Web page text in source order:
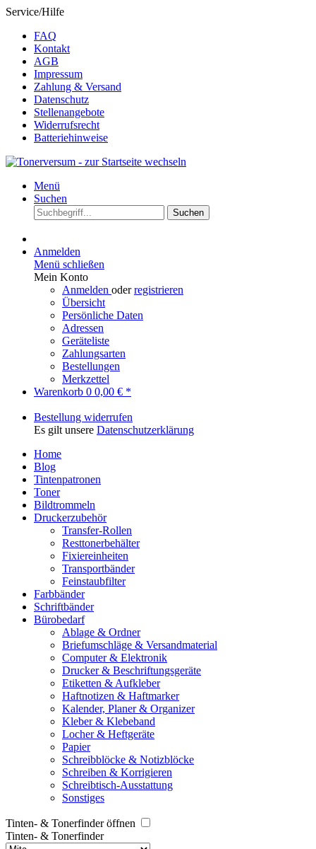
Service/Hilfe
FAQ
Kontakt
AGB
Impressum
Zahlung & Versand
Datenschutz
Stellenangebote
Widerrufsrecht
Batteriehinweise
Menü
Suchen
Suchen
Anmelden
Menü schließen
Mein Konto
Anmelden oderregistrieren
Übersicht
Persönliche Daten
Adressen
Geräteliste
Zahlungsarten
Bestellungen
Merkzettel
Warenkorb 0 0,00 € *
Bestellung widerrufen
Es gilt unsere Datenschutzerklärung
Home
Blog
Tintenpatronen
Toner
Bildtrommeln
Druckerzubehör
Transfer-Rollen
Resttonerbehälter
Fixiereinheiten
Transportbänder
Feinstaubfilter
Farbbänder
Schriftbänder
Bürobedarf
Ablage & Ordner
Briefumschläge & Versandmaterial
Computer & Elektronik
Drucker & Beschriftungsgeräte
Etiketten & Aufkleber
Haftnotizen & Haftmarker
Kalender, Planer & Organizer
Kleber & Klebeband
Locher & Heftgeräte
Papier
Schreibblöcke & Notizblöcke
Schreiben & Korrigieren
Schreibtisch-Ausstattung
Sonstiges
Tinten- & Tonerfinder öffnen
Tinten- & Tonerfinder